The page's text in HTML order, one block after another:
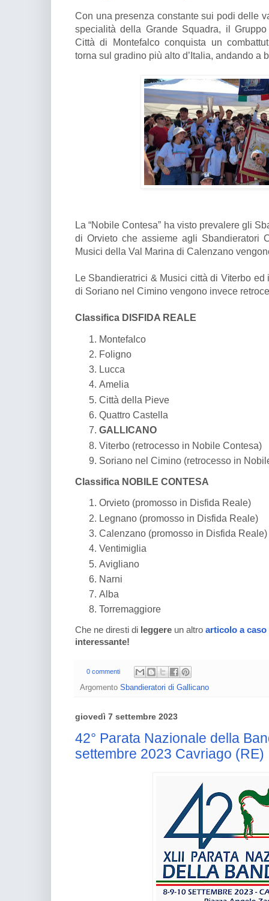
Con una presenza constante sui podi delle
specialità della Grande Squadra, il
Città di Montefalco conquista un
torna sul gradino più alto d’Italia, andando a
La “Nobile Contesa” ha visto prevalere gli
di Orvieto che assieme agli Sbandieratori
Musici della Val Marina di Calenzano
Le Sbandieratrici & Musici città di Viterbo
di Soriano nel Cimino vengono invece
Classifica DISFIDA REALE
Montefalco
Foligno
Lucca
Amelia
Città della Pieve
Quattro Castella
GALLICANO
Viterbo (retrocesso in Nobile Contesa)
Soriano nel Cimino (retrocesso in
Classifica NOBILE CONTESA
Orvieto (promosso in Disfida Reale)
Legnano (promosso in Disfida Reale)
Calenzano (promosso in Disfida Reale)
Ventimiglia
Avigliano
Narni
Alba
Torremaggiore
Che ne diresti di leggere un altro articolo a caso
interessante!
0 commenti
Argomento Sbandieratori di Gallicano
giovedì 7 settembre 2023
42° Parata Nazionale della
settembre 2023 Cavriago (RE)